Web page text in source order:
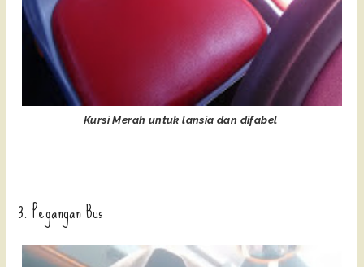
Kursi Merah untuk lansia dan difabel
3. Pegangan Bus